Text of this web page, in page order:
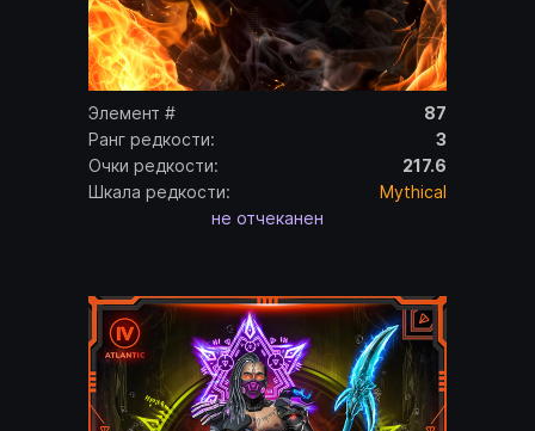
Элемент #
87
Ранг редкости:
3
Очки редкости:
217.6
Шкала редкости:
Mythical
не отчеканен